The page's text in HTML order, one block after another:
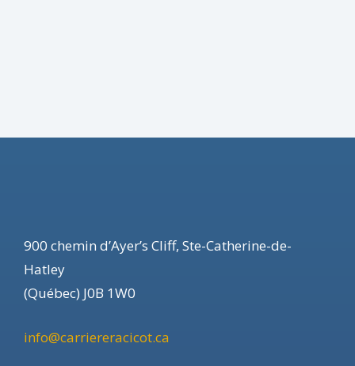
900 chemin d’Ayer’s Cliff, Ste-Catherine-de-
Hatley
(Québec) J0B 1W0
info@carriereracicot.ca